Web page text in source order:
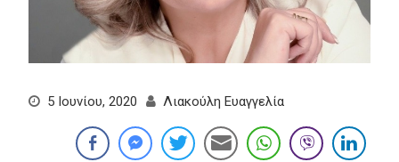
5 Ιουνίου, 2020 Λιακούλη Ευαγγελία